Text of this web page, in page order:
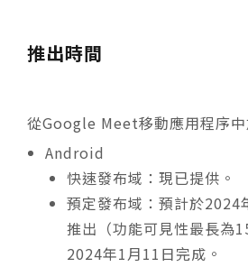
推出時間
從Google Meet移動應用程序中
Android
快速發布域：現已提供。
預定發布域：預計於2024
推出（功能可見性最長為
2024年1月11日完成。